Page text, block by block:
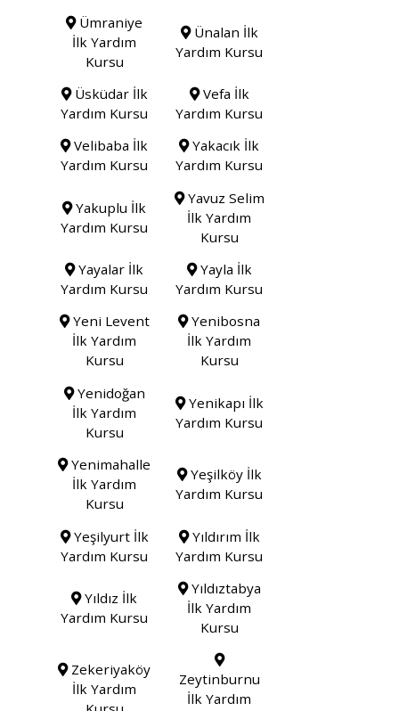
Ümraniye
İlk Yardım
Kursu
Ünalan İlk
Yardım Kursu
Üsküdar İlk
Yardım Kursu
Vefa İlk
Yardım Kursu
Velibaba İlk
Yardım Kursu
Yakacık İlk
Yardım Kursu
Yakuplu İlk
Yardım Kursu
Yavuz Selim
İlk Yardım
Kursu
Yayalar İlk
Yardım Kursu
Yayla İlk
Yardım Kursu
Yeni Levent
İlk Yardım
Kursu
Yenibosna
İlk Yardım
Kursu
Yenidoğan
İlk Yardım
Kursu
Yenikapı İlk
Yardım Kursu
Yenimahalle
İlk Yardım
Kursu
Yeşilköy İlk
Yardım Kursu
Yeşilyurt İlk
Yardım Kursu
Yıldırım İlk
Yardım Kursu
Yıldız İlk
Yardım Kursu
Yıldıztabya
İlk Yardım
Kursu
Zekeriyaköy
İlk Yardım
Zeytinburnu
İlk Yardım